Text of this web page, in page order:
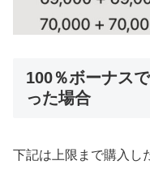
100％ボーナス
った場合
下記は上限まで購入し